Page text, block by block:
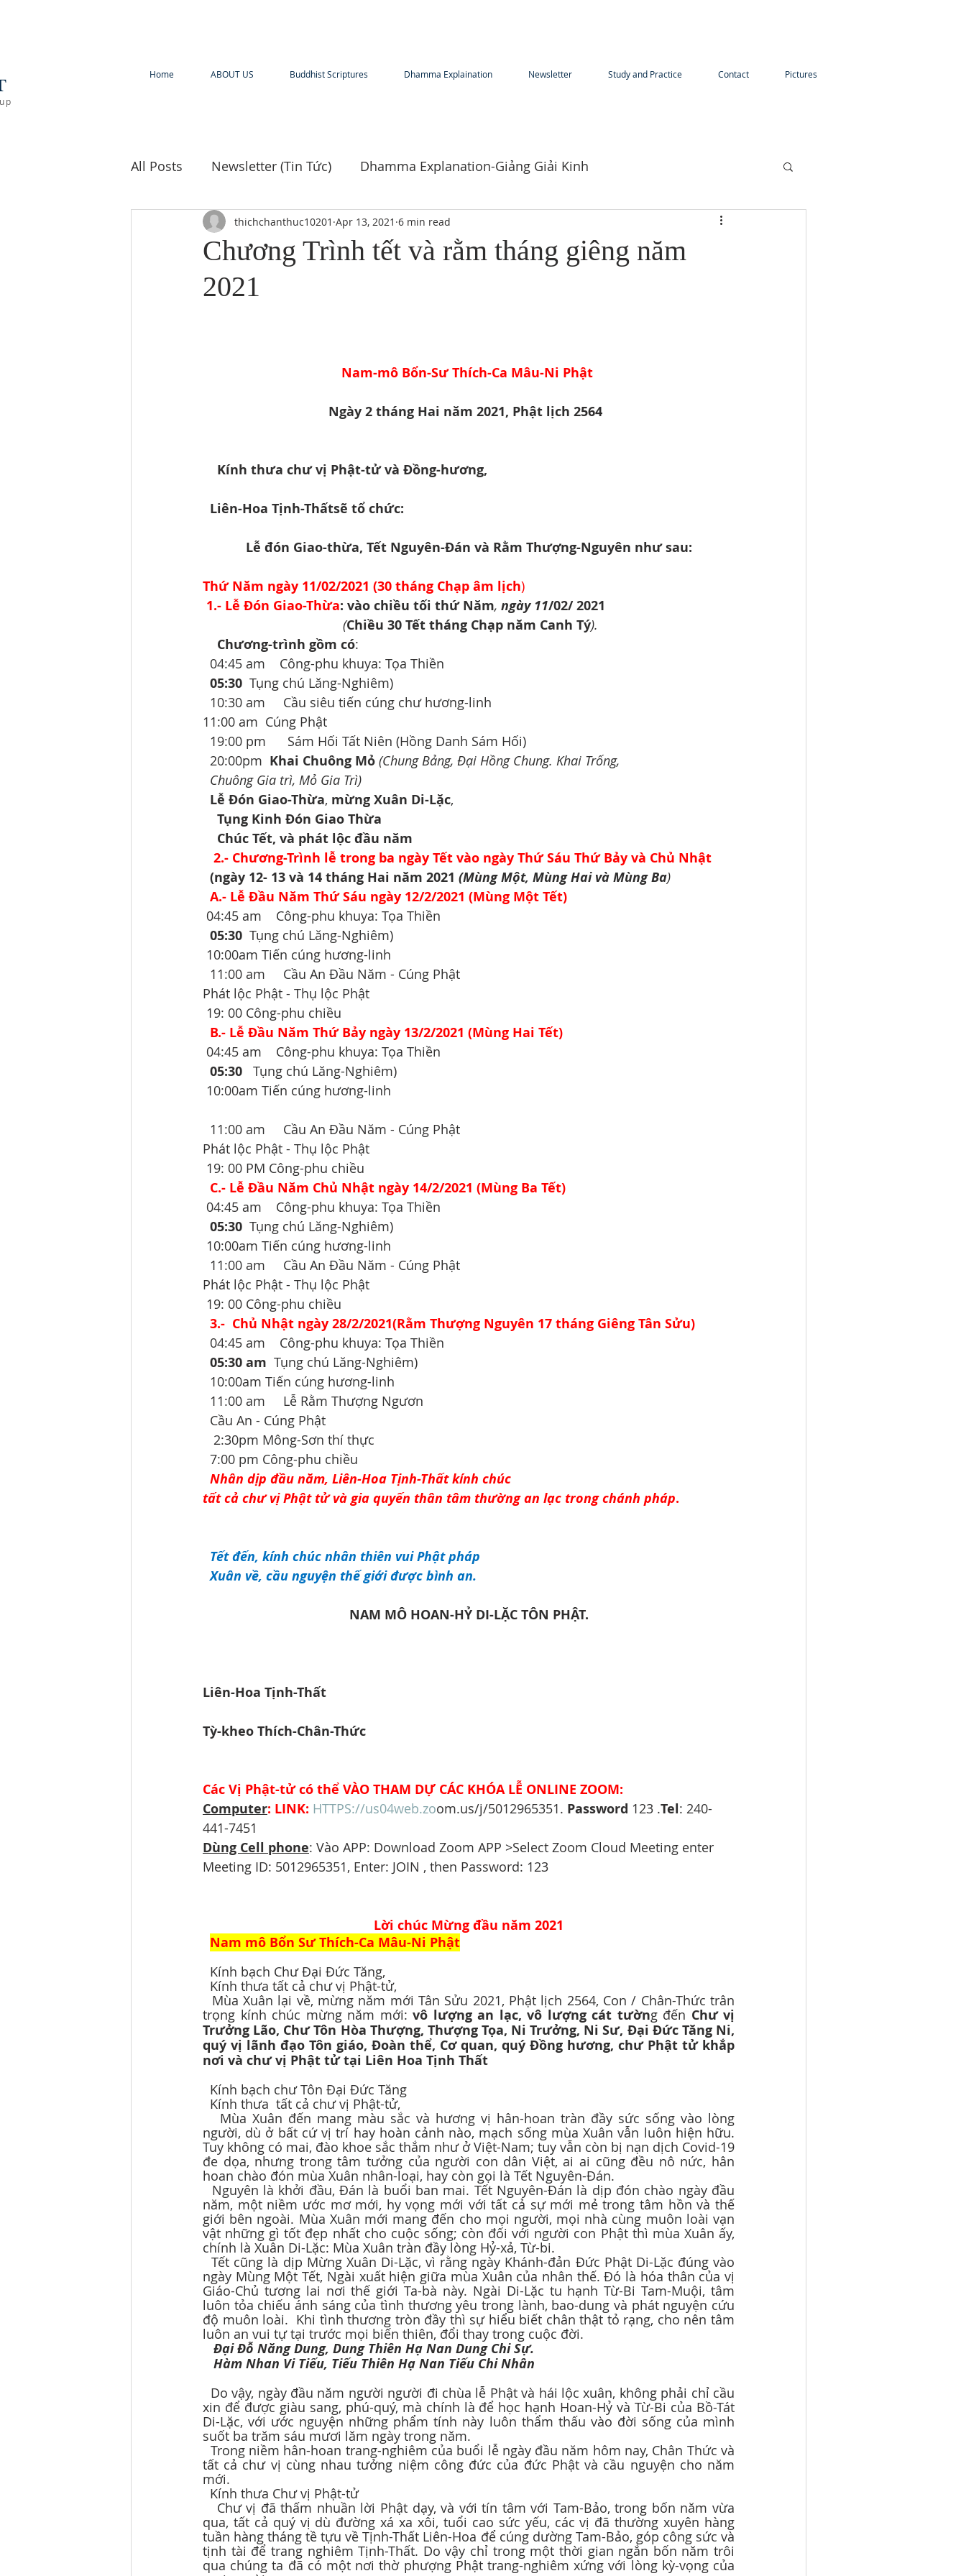
Home ABOUT US Buddhist Scriptures Dhamma Explaination Newsletter Study and Practice Contact Pictures
All Posts Newsletter (Tin Tức) Dhamma Explanation-Giảng Giải Kinh
Buddhist Scriptures (Kinh Phật)
Chương Trình tết và rằm tháng giêng năm
2021
thichchanthuc10201 Apr 13, 2021 6 min read
Nam-mô Bổn-Sư Thích-Ca Mâu-Ni Phật
Ngày 2 tháng Hai năm 2021, Phật lịch 2564
Kính thưa chư vị Phật-tử và Đồng-hương,
Liên-Hoa Tịnh-Thấtsẽ tổ chức:
Lễ đón Giao-thừa, Tết Nguyên-Đán và Rằm Thượng-Nguyên như sau:
Thứ Năm ngày 11/02/2021 (30 tháng Chạp âm lịch)
1.- Lễ Đón Giao-Thừa: vào chiều tối thứ Năm, ngày 11/02/ 2021
(Chiều 30 Tết tháng Chạp năm Canh Tý).
Chương-trình gồm có:
  04:45 am    Công-phu khuya: Tọa Thiền
05:30 Tụng chú Lăng-Nghiêm)
  10:30 am     Cầu siêu tiến cúng chư hương-linh
11:00 am  Cúng Phật
  19:00 pm      Sám Hối Tất Niên (Hồng Danh Sám Hối)
  20:00pm
Khai Chuông Mỏ (Chung Bảng, Đại Hồng Chung. Khai Trống,
Chuông Gia trì, Mỏ Gia Trì)
Lễ Đón Giao-Thừa, mừng Xuân Di-Lặc,
Tụng Kinh Đón Giao Thừa
Chúc Tết, và phát lộc đầu năm
2.- Chương-Trình lễ trong ba ngày Tết vào ngày Thứ Sáu Thứ Bảy và Chủ Nhật
(ngày 12- 13 và 14 tháng Hai năm 2021 (Mùng Một, Mùng Hai và Mùng Ba)
A.- Lễ Đầu Năm Thứ Sáu ngày 12/2/2021 (Mùng Một Tết)
04:45 am    Công-phu khuya: Tọa Thiền
05:30 Tụng chú Lăng-Nghiêm)
10:00am Tiến cúng hương-linh
  11:00 am     Cầu An Đầu Năm - Cúng Phật
Phát lộc Phật - Thụ lộc Phật
19: 00 Công-phu chiều
B.- Lễ Đầu Năm Thứ Bảy ngày 13/2/2021 (Mùng Hai Tết)
04:45 am    Công-phu khuya: Tọa Thiền
05:30
  Tụng chú Lăng-Nghiêm)
10:00am Tiến cúng hương-linh
  11:00 am     Cầu An Đầu Năm - Cúng Phật
Phát lộc Phật - Thụ lộc Phật
19: 00 PM Công-phu chiều
C.- Lễ Đầu Năm Chủ Nhật ngày 14/2/2021 (Mùng Ba Tết)
04:45 am    Công-phu khuya: Tọa Thiền
05:30 Tụng chú Lăng-Nghiêm)
10:00am Tiến cúng hương-linh
  11:00 am     Cầu An Đầu Năm - Cúng Phật
Phát lộc Phật - Thụ lộc Phật
19: 00 Công-phu chiều
3.-  Chủ Nhật ngày 28/2/2021(Rằm Thượng Nguyên 17 tháng Giêng Tân Sửu)
  04:45 am    Công-phu khuya: Tọa Thiền
05:30 am Tụng chú Lăng-Nghiêm)
  10:00am Tiến cúng hương-linh
  11:00 am     Lễ Rằm Thượng Ngươn
  Cầu An - Cúng Phật
   2:30pm Mông-Sơn thí thực
  7:00 pm Công-phu chiều
Nhân dịp đầu năm, Liên-Hoa Tịnh-Thất kính chúc
tất cả chư vị Phật tử và gia quyến thân tâm thường an lạc trong chánh pháp.
Tết đến, kính chúc nhân thiên vui Phật pháp
Xuân về, cầu nguyện thế giới được bình an.
NAM MÔ HOAN-HỶ DI-LẶC TÔN PHẬT.
Liên-Hoa Tịnh-Thất
Tỳ-kheo Thích-Chân-Thức
Các Vị Phật-tử có thể VÀO THAM DỰ CÁC KHÓA LỄ ONLINE ZOOM:
Computer: LINK: HTTPS://us04web.zoom.us/j/5012965351. Password 123 .Tel: 240-
441-7451
Dùng Cell phone: Vào APP: Download Zoom APP >Select Zoom Cloud Meeting enter
Meeting ID: 5012965351, Enter: JOIN , then Password: 123
Lời chúc Mừng đầu năm 2021
Nam mô Bổn Sư Thích-Ca Mâu-Ni Phật
  Kính bạch Chư Đại Đức Tăng,
  Kính thưa tất cả chư vị Phật-tử,
trọng kính chúc mừng năm mới: vô lượng an lạc, vô lượng cát tường đến Chư vị
Trưởng Lão, Chư Tôn Hòa Thượng, Thượng Tọa, Ni Trưởng, Ni Sư, Đại Đức Tăng Ni,
quý vị lãnh đạo Tôn giáo, Đoàn thể, Cơ quan, quý Đồng hương, chư Phật tử khắp
nơi và chư vị Phật tử tại Liên Hoa Tịnh Thất
  Kính bạch chư Tôn Đại Đức Tăng
  Kính thưa  tất cả chư vị Phật-tử,
người, dù ở bất cứ vị trí hay hoàn cảnh nào, mạch sống mùa Xuân vẫn luôn hiện hữu.
Tuy không có mai, đào khoe sắc thắm như ở Việt-Nam; tuy vẫn còn bị nạn dịch Covid-19
đe dọa, nhưng trong tâm tưởng của người con dân Việt, ai ai cũng đều nô nức, hân
hoan chào đón mùa Xuân nhân-loại, hay còn gọi là Tết Nguyên-Đán.
năm, một niềm ước mơ mới, hy vọng mới với tất cả sự mới mẻ trong tâm hồn và thế
giới bên ngoài. Mùa Xuân mới mang đến cho mọi người, mọi nhà cùng muôn loài vạn
vật những gì tốt đẹp nhất cho cuộc sống; còn đối với người con Phật thì mùa Xuân ấy,
chính là Xuân Di-Lặc: Mùa Xuân tràn đầy lòng Hỷ-xả, Từ-bi.
  Tết cũng là dịp Mừng Xuân Di-Lặc, vì rằng ngày Khánh-đản Đức Phật Di-Lặc đúng vào
ngày Mùng Một Tết, Ngài xuất hiện giữa mùa Xuân của nhân thế. Đó là hóa thân của vị
Giáo-Chủ tương lai nơi thế giới Ta-bà này. Ngài Di-Lặc tu hạnh Từ-Bi Tam-Muội, tâm
luôn tỏa chiếu ánh sáng của tình thương yêu trong lành, bao-dung và phát nguyện cứu
độ muôn loài.  Khi tình thương tròn đầy thì sự hiểu biết chân thật tỏ rạng, cho nên tâm
luôn an vui tự tại trước mọi biến thiên, đổi thay trong cuộc đời.
Đại Đỗ Năng Dung, Dung Thiên Hạ Nan Dung Chi Sự.
Hàm Nhan Vi Tiếu, Tiếu Thiên Hạ Nan Tiếu Chi Nhân
xin để được giàu sang, phú-quý, mà chính là để học hạnh Hoan-Hỷ và Từ-Bi của Bồ-Tát
Di-Lặc, với ước nguyện những phẩm tính này luôn thẩm thấu vào đời sống của mình
suốt ba trăm sáu mươi lăm ngày trong năm.
tất cả chư vị cùng nhau tưởng niệm công đức của đức Phật và cầu nguyện cho năm
mới.
  Kính thưa Chư vị Phật-tử
qua, tất cả quý vị dù đường xá xa xôi, tuổi cao sức yếu, các vị đã thường xuyên hàng
tuần hàng tháng tề tựu về Tịnh-Thất Liên-Hoa để cúng dường Tam-Bảo, góp công sức và
tịnh tài để trang nghiêm Tịnh-Thất. Do vậy chỉ trong một thời gian ngắn bốn năm trôi
qua chúng ta đã có một nơi thờ phượng Phật trang-nghiêm xứng với lòng kỳ-vọng của